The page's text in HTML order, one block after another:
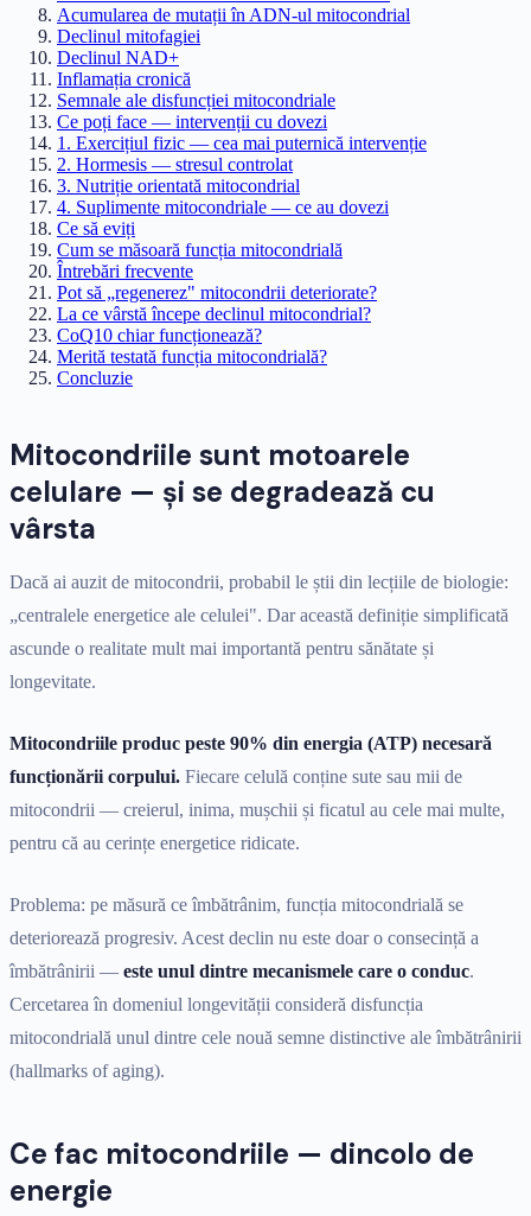
Acumularea de mutații în ADN-ul mitocondrial
Declinul mitofagiei
Declinul NAD+
Inflamația cronică
Semnale ale disfuncției mitocondriale
Ce poți face — intervenții cu dovezi
1. Exercițiul fizic — cea mai puternică intervenție
2. Hormesis — stresul controlat
3. Nutriție orientată mitocondrial
4. Suplimente mitocondriale — ce au dovezi
Ce să eviți
Cum se măsoară funcția mitocondrială
Întrebări frecvente
Pot să „regenerez" mitocondrii deteriorate?
La ce vârstă începe declinul mitocondrial?
CoQ10 chiar funcționează?
Merită testată funcția mitocondrială?
Concluzie
Mitocondriile sunt motoarele
celulare — și se degradează cu
vârsta
Dacă ai auzit de mitocondrii, probabil le știi din lecțiile de biologie:
„centralele energetice ale celulei". Dar această definiție simplificată
ascunde o realitate mult mai importantă pentru sănătate și
longevitate.
Mitocondriile produc peste 90% din energia (ATP) necesară
funcționării corpului. Fiecare celulă conține sute sau mii de
mitocondrii — creierul, inima, mușchii și ficatul au cele mai multe,
pentru că au cerințe energetice ridicate.
Problema: pe măsură ce îmbătrânim, funcția mitocondrială se
deteriorează progresiv. Acest declin nu este doar o consecință a
îmbătrânirii — este unul dintre mecanismele care o conduc.
Cercetarea în domeniul longevității consideră disfuncția
mitocondrială unul dintre cele nouă semne distinctive ale îmbătrânirii
(hallmarks of aging).
Ce fac mitocondriile — dincolo de
energie